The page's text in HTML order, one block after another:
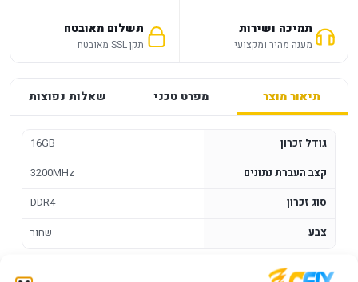
תמיכה ושירות
מענה מהיר ומקצועי
תשלום מאובטח
תקן SSL מאובטח
תיאור מוצר מפרט טכני שאלות נפוצות
גודל זכרון
16GB
קצב העברת נתונים
3200MHz
סוג זכרון
DDR4
צבע
שחור